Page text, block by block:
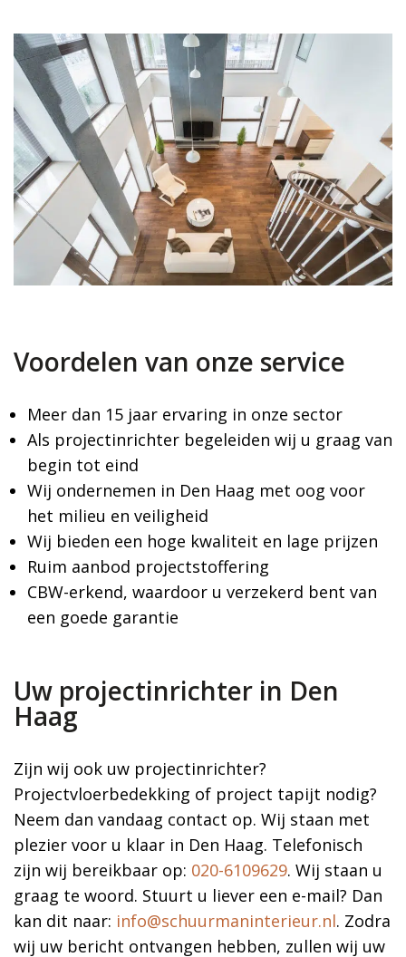
Voordelen van onze service
Meer dan 15 jaar ervaring in onze sector
Als projectinrichter begeleiden wij u graag van
begin tot eind
Wij ondernemen in Den Haag met oog voor
het milieu en veiligheid
Wij bieden een hoge kwaliteit en lage prijzen
Ruim aanbod projectstoffering
CBW-erkend, waardoor u verzekerd bent van
een goede garantie
Uw projectinrichter in Den
Haag
Zijn wij ook uw projectinrichter?
Projectvloerbedekking of project tapijt nodig?
Neem dan vandaag contact op. Wij staan met
plezier voor u klaar in Den Haag. Telefonisch
zijn wij bereikbaar op: 020-6109629. Wij staan u
graag te woord. Stuurt u liever een e-mail? Dan
kan dit naar: info@schuurmaninterieur.nl. Zodra
wij uw bericht ontvangen hebben, zullen wij uw